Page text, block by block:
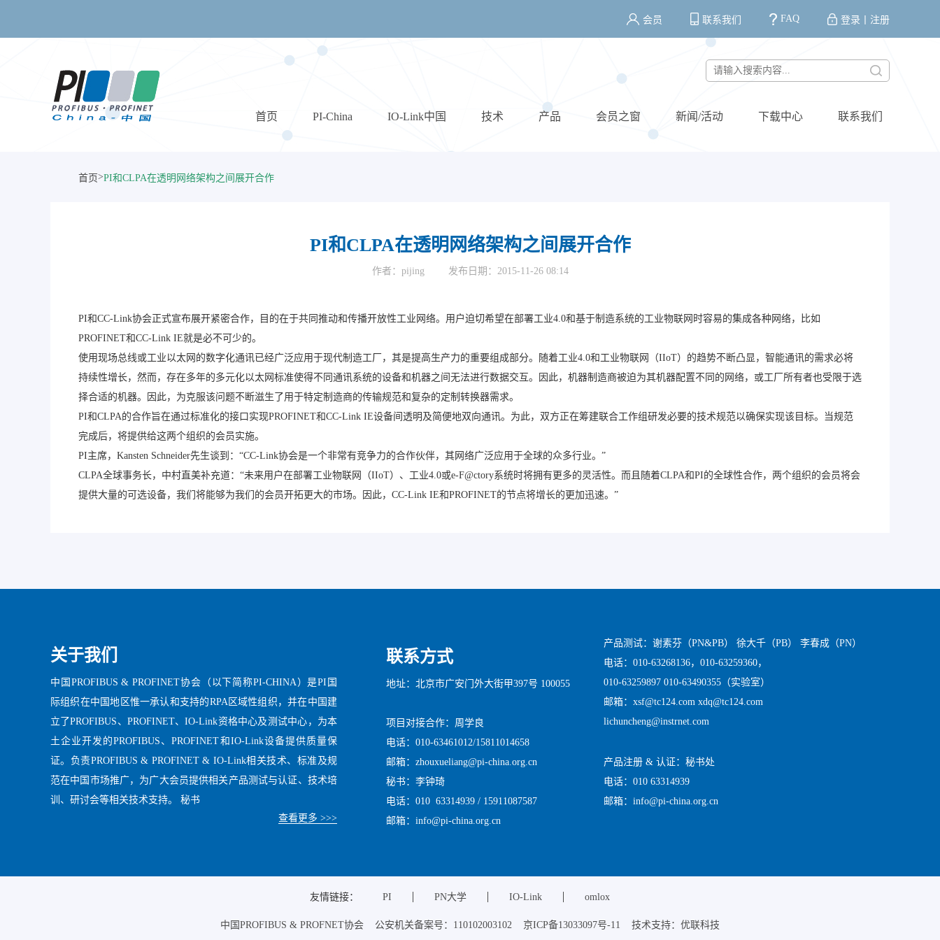
会员 联系我们 FAQ 登录 注册
首页 PI-China IO-Link中国 技术 产品 会员之窗 新闻/活动 下载中心 联系我们
首页>PI和CLPA在透明网络架构之间展开合作
PI和CLPA在透明网络架构之间展开合作
作者：pijing 发布日期：2015-11-26 08:14
PI和CC-Link协会正式宣布展开紧密合作，目的在于共同推动和传播开放性工业网络。用户迫切希望在部署工业4.0和基于制造系统的工业物联网时容易的集成各种网络，比如
PROFINET和CC-Link IE就是必不可少的。
使用现场总线或工业以太网的数字化通讯已经广泛应用于现代制造工厂，其是提高生产力的重要组成部分。随着工业4.0和工业物联网（IIoT）的趋势不断凸显，智能通讯的需求必将
持续性增长，然而，存在多年的多元化以太网标准使得不同通讯系统的设备和机器之间无法进行数据交互。因此，机器制造商被迫为其机器配置不同的网络，或工厂所有者也受限于选
择合适的机器。因此，为克服该问题不断滋生了用于特定制造商的传输规范和复杂的定制转换器需求。
PI和CLPA的合作旨在通过标准化的接口实现PROFINET和CC-Link IE设备间透明及简便地双向通讯。为此，双方正在筹建联合工作组研发必要的技术规范以确保实现该目标。当规范
完成后，将提供给这两个组织的会员实施。
PI主席，Kansten Schneider先生谈到：“CC-Link协会是一个非常有竞争力的合作伙伴，其网络广泛应用于全球的众多行业。”
CLPA全球事务长，中村直美补充道：“未来用户在部署工业物联网（IIoT）、工业4.0或e-F@ctory系统时将拥有更多的灵活性。而且随着CLPA和PI的全球性合作，两个组织的会员将会
提供大量的可选设备，我们将能够为我们的会员开拓更大的市场。因此，CC-Link IE和PROFINET的节点将增长的更加迅速。”
关于我们
中国PROFIBUS & PROFINET协会（以下简称PI-CHINA）是PI国
际组织在中国地区惟一承认和支持的RPA区域性组织，并在中国建
立了PROFIBUS、PROFINET、IO-Link资格中心及测试中心，为本
土企业开发的PROFIBUS、PROFINET和IO-Link设备提供质量保
证。负责PROFIBUS & PROFINET & IO-Link相关技术、标准及规
范在中国市场推广，为广大会员提供相关产品测试与认证、技术培
训、研讨会等相关技术支持。 秘书
查看更多 >>>
联系方式
地址：北京市广安门外大街甲397号 100055
项目对接合作：周学良
电话：010-63461012/15811014658
邮箱：zhouxueliang@pi-china.org.cn
秘书：李钟琦
电话：010 63314939 / 15911087587
邮箱：info@pi-china.org.cn
产品测试：谢素芬（PN&PB） 徐大千（PB） 李春成（PN）
电话：010-63268136，010-63259360，
010-63259897 010-63490355（实验室）
邮箱：xsf@tc124.com xdq@tc124.com
lichuncheng@instrnet.com
产品注册 & 认证：秘书处
电话：010 63314939
邮箱：info@pi-china.org.cn
友情链接： PI PN大学 IO-Link omlox
中国PROFIBUS & PROFNET协会 公安机关备案号：110102003102 京ICP备13033097号-11 技术支持：优联科技